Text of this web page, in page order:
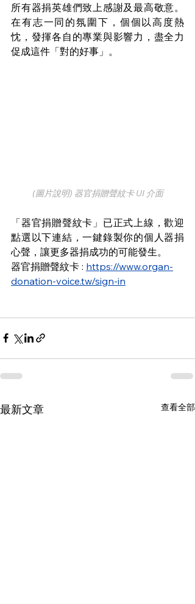
所有器捐英雄們致上感謝及最高敬意。
在有志一同的氛圍下，個個以高度熱
忱，發揮各自的專業與影響力，盡全力
促成這件「對的好事」。
(圖片說明) 器官捐贈聲紋卡 UI 介面
「器官捐贈聲紋卡」已正式上線，歡迎
點選以下連結，一鍵錄製你的個人器捐
心聲，讓更多器捐成功的可能發生。
器官捐贈聲紋卡 : https://www.organ-
donation-voice.tw/sign-in
最新文章 查看全部